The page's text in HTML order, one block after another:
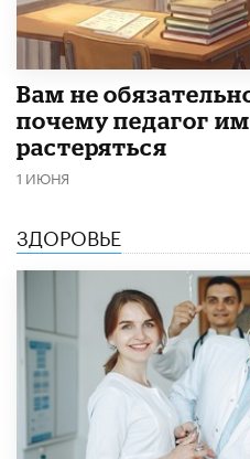
​Вам не
почему педагог
растеряться
1 ИЮНЯ
ЗДОРОВЬЕ